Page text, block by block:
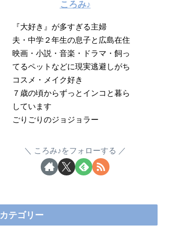
ころみ♪
『大好き』が多すぎる主婦
夫・中学２年生の息子と広島在住
映画・小説・音楽・ドラマ・飼っ
てるペットなどに現実逃避しがち
コスメ・メイク好き
７歳の頃からずっとインコと暮ら
しています
ごりごりのジョジョラー
ころみ♪をフォローする
カテゴリー